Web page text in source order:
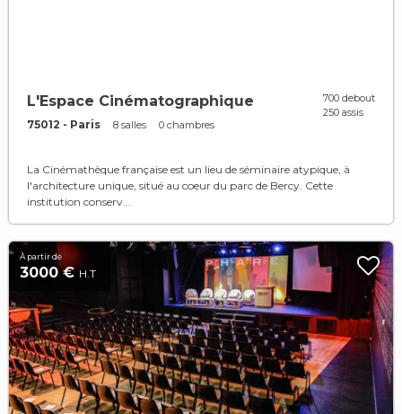
L'Espace Cinématographique
75012 - Paris 8 salles 0 chambres
700 debout
250 assis
La Cinémathèque française est un lieu de séminaire atypique, à
l'architecture unique, situé au coeur du parc de Bercy. Cette
institution conserv...
À partir de
3000 € H.T